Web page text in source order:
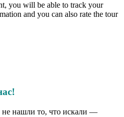
you will be able to track your
and you can also rate the tour
нашли то, что искали —